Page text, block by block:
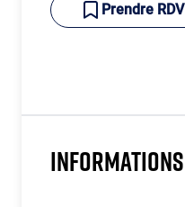
Prendre
INFORMATIONS